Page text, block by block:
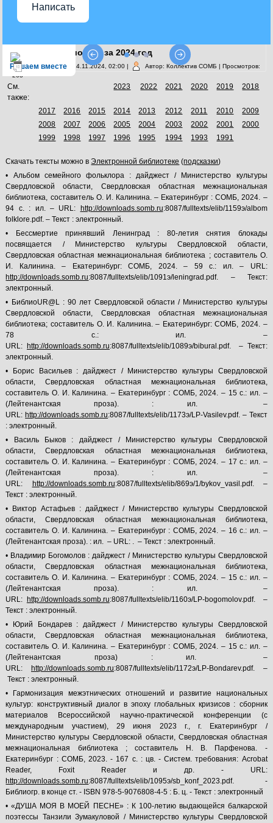
Решаем вместе
Написать
Издания библиотеки за 2024 год
Опубликовано: 14.11.2024, 02:00 | Автор: Коллектив СОМБ | Просмотров:
263
См.
также:
2023 2022 2021 2020 2019 2018
2017 2016 2015 2014 2013 2012 2011 2010
2009
2008
2007 2006 2005 2004 2003 2002 2001
2000
1999
1998 1997 1996 1995 1994 1993 1991
Скачать тексты можно вЭлектронной библиотеке (подсказки)
• Альбом семейного фольклора : дайджест / Министерство культуры
Свердловской области, Свердловская областная межнациональная
библиотека, составитель О. И. Калинина. – Екатеринбург : СОМБ, 2024. –
94 с. : ил. – URL:
http://downloads.somb.ru:8087/fulltexts/elib/1159э/albom
folklore.pdf. – Текст : электронный.
• Бессмертие принявший Ленинград : 80-летия снятия блокады
посвящается / Министерство культуры Свердловской области,
Свердловская областная межнациональная библиотека ; составитель О.
И. Калинина. – Екатеринбург: СОМБ, 2024. – 59 с.: ил. – URL:
http://downloads.somb.ru:8087/fulltexts/elib/1091э/leningrad.pdf. – Текст:
электронный.
• БиблиоUR@L : 90 лет Свердловской области / Министерство культуры
Свердловской области, Свердловская областная межнациональная
библиотека; составитель О. И. Калинина. – Екатеринбург: СОМБ, 2024. –
78 с.: ил. –
URL:
http://downloads.somb.ru:8087/fulltexts/elib/1089э/bibural.pdf. – Текст:
электронный.
• Борис Васильев : дайджест / Министерство культуры Свердловской
области, Свердловская областная межнациональная библиотека,
составитель О. И. Калинина. – Екатеринбург : СОМБ, 2024. – 15 с.: ил. –
(Лейтенантская проза). : ил. –
URL: http://downloads.somb.ru:8087/fulltexts/elib/1173э/LP-Vasilev.pdf. – Текст
: электронный.
• Василь Быков : дайджест / Министерство культуры Свердловской
области, Свердловская областная межнациональная библиотека,
составитель О. И. Калинина. – Екатеринбург : СОМБ, 2024. – 17 с.: ил. –
(Лейтенантская проза). : ил. –
URL:
http://downloads.somb.ru:8087/fulltexts/elib/869э/1/bykov_vasil.pdf. –
Текст : электронный.
• Виктор Астафьев : дайджест / Министерство культуры Свердловской
области, Свердловская областная межнациональная библиотека,
составитель О. И. Калинина. – Екатеринбург : СОМБ, 2024. – 16 с.: ил. –
(Лейтенантская проза). : ил. – URL: . – Текст : электронный.
• Владимир Богомолов : дайджест / Министерство культуры Свердловской
области, Свердловская областная межнациональная библиотека,
составитель О. И. Калинина. – Екатеринбург : СОМБ, 2024. – 15 с.: ил. –
(Лейтенантская проза). : ил. –
URL:
http://downloads.somb.ru:8087/fulltexts/elib/1160э/LP-bogomolov.pdf. –
Текст : электронный.
• Юрий Бондарев : дайджест / Министерство культуры Свердловской
области, Свердловская областная межнациональная библиотека,
составитель О. И. Калинина. – Екатеринбург : СОМБ, 2024. – 15 с.: ил. –
(Лейтенантская проза) : ил. –
URL:
http://downloads.somb.ru:8087/fulltexts/elib/1172э/LP-Bondarev.pdf. –
Текст : электронный.
• Гармонизация межэтнических отношений и развитие национальных
культур: конструктивный диалог в эпоху глобальных кризисов : сборник
материалов Всероссийской научно-практической конференции (с
международным участием), 29 июня 2023 г., г. Екатеринбург /
Министерство культуры Свердловской области, Свердловская областная
межнациональная библиотека ; составитель Н. В. Парфенова. -
Екатеринбург : СОМБ, 2023. - 167 с. : цв. - Систем. требования: Acrobat
Reader, Foxit Reader и др. - URL:
http://downloads.somb.ru:8087/fulltexts/elib/1095э/sb_konf_2023.pdf. -
Библиогр. в конце ст. - ISBN 978-5-9076808-4-5 : Б. ц. - Текст : электронный
• «ДУША МОЯ В МОЕЙ ПЕСНЕ» : К 100-летию выдающейся балкарской
поэтессы Танзили Зумакуловой / Министерство культуры Свердловской